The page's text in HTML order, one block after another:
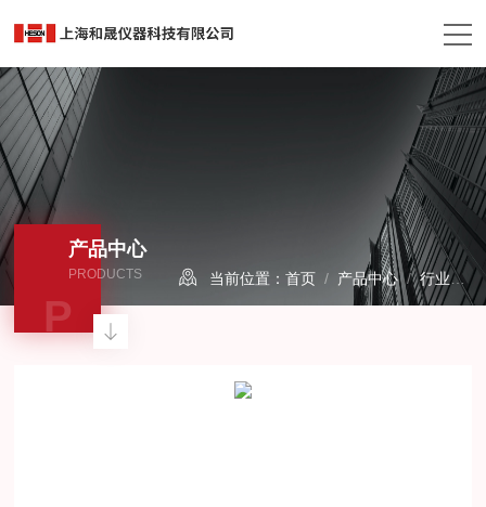
产品中心
PRODUCTS
P
当前位置：首页 / 产品中心/行业检测仪器